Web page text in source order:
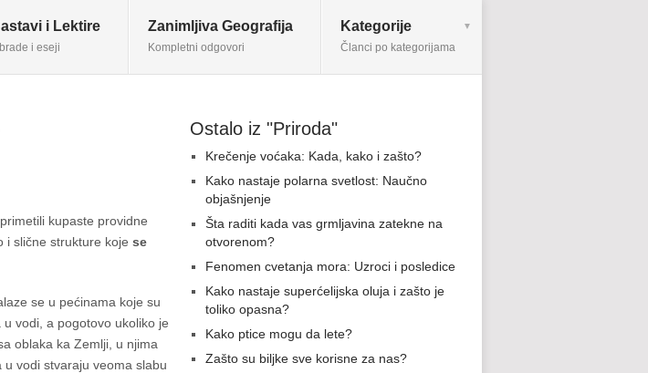
i Lektire
i eseji
Zanimljiva Geografija
Kompletni odgovori
Kategorije
Članci po kategorijama
kupaste providne
i slične strukture koje se
se u pećinama koje su
vodi, a pogotovo ukoliko je
oblaka ka Zemlji, u njima
vodi stvaraju veoma slabu
Ostalo iz "Priroda"
Krečenje voćaka: Kada, kako i zašto?
Kako nastaje polarna svetlost: Naučno
objašnjenje
Šta raditi kada vas grmljavina zatekne na
otvorenom?
Fenomen cvetanja mora: Uzroci i posledice
Kako nastaje superćelijska oluja i zašto je
toliko opasna?
Kako ptice mogu da lete?
Zašto su biljke sve korisne za nas?